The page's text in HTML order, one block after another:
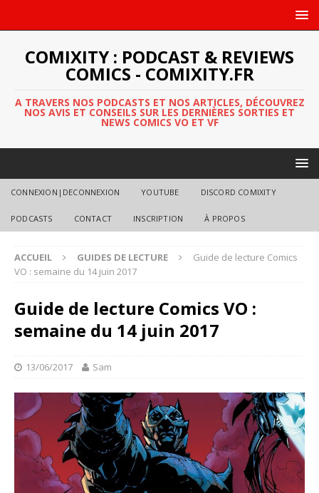
COMIXITY : PODCAST & REVIEWS
COMICS - COMIXITY.FR
A TRAVERS NOS PODCASTS ET NOS ARTICLES, DÉCOUVREZ
NOS AVIS ET CONSEILS SUR LES DERNIÈRES SORTIES ET
NEWS COMICS VO ET VF
CONNEXION|DECONNEXION YOUTUBE DISCORD COMIXITY
PODCASTS CONTACT INSCRIPTION À PROPOS
ACCUEIL GUIDES DE LECTURE
Guide de lecture Comics
VO : semaine du 14 juin 2017
Guide de lecture Comics VO :
semaine du 14 juin 2017
13/06/2017 Sam